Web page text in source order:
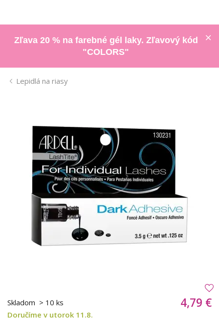
Zľava 20 % na farebné gél laky. Zľavový kód
"COLORS"
Lepidlá na riasy
Skladom > 10 ks
Doručíme v utorok 11.8.
4,79 €